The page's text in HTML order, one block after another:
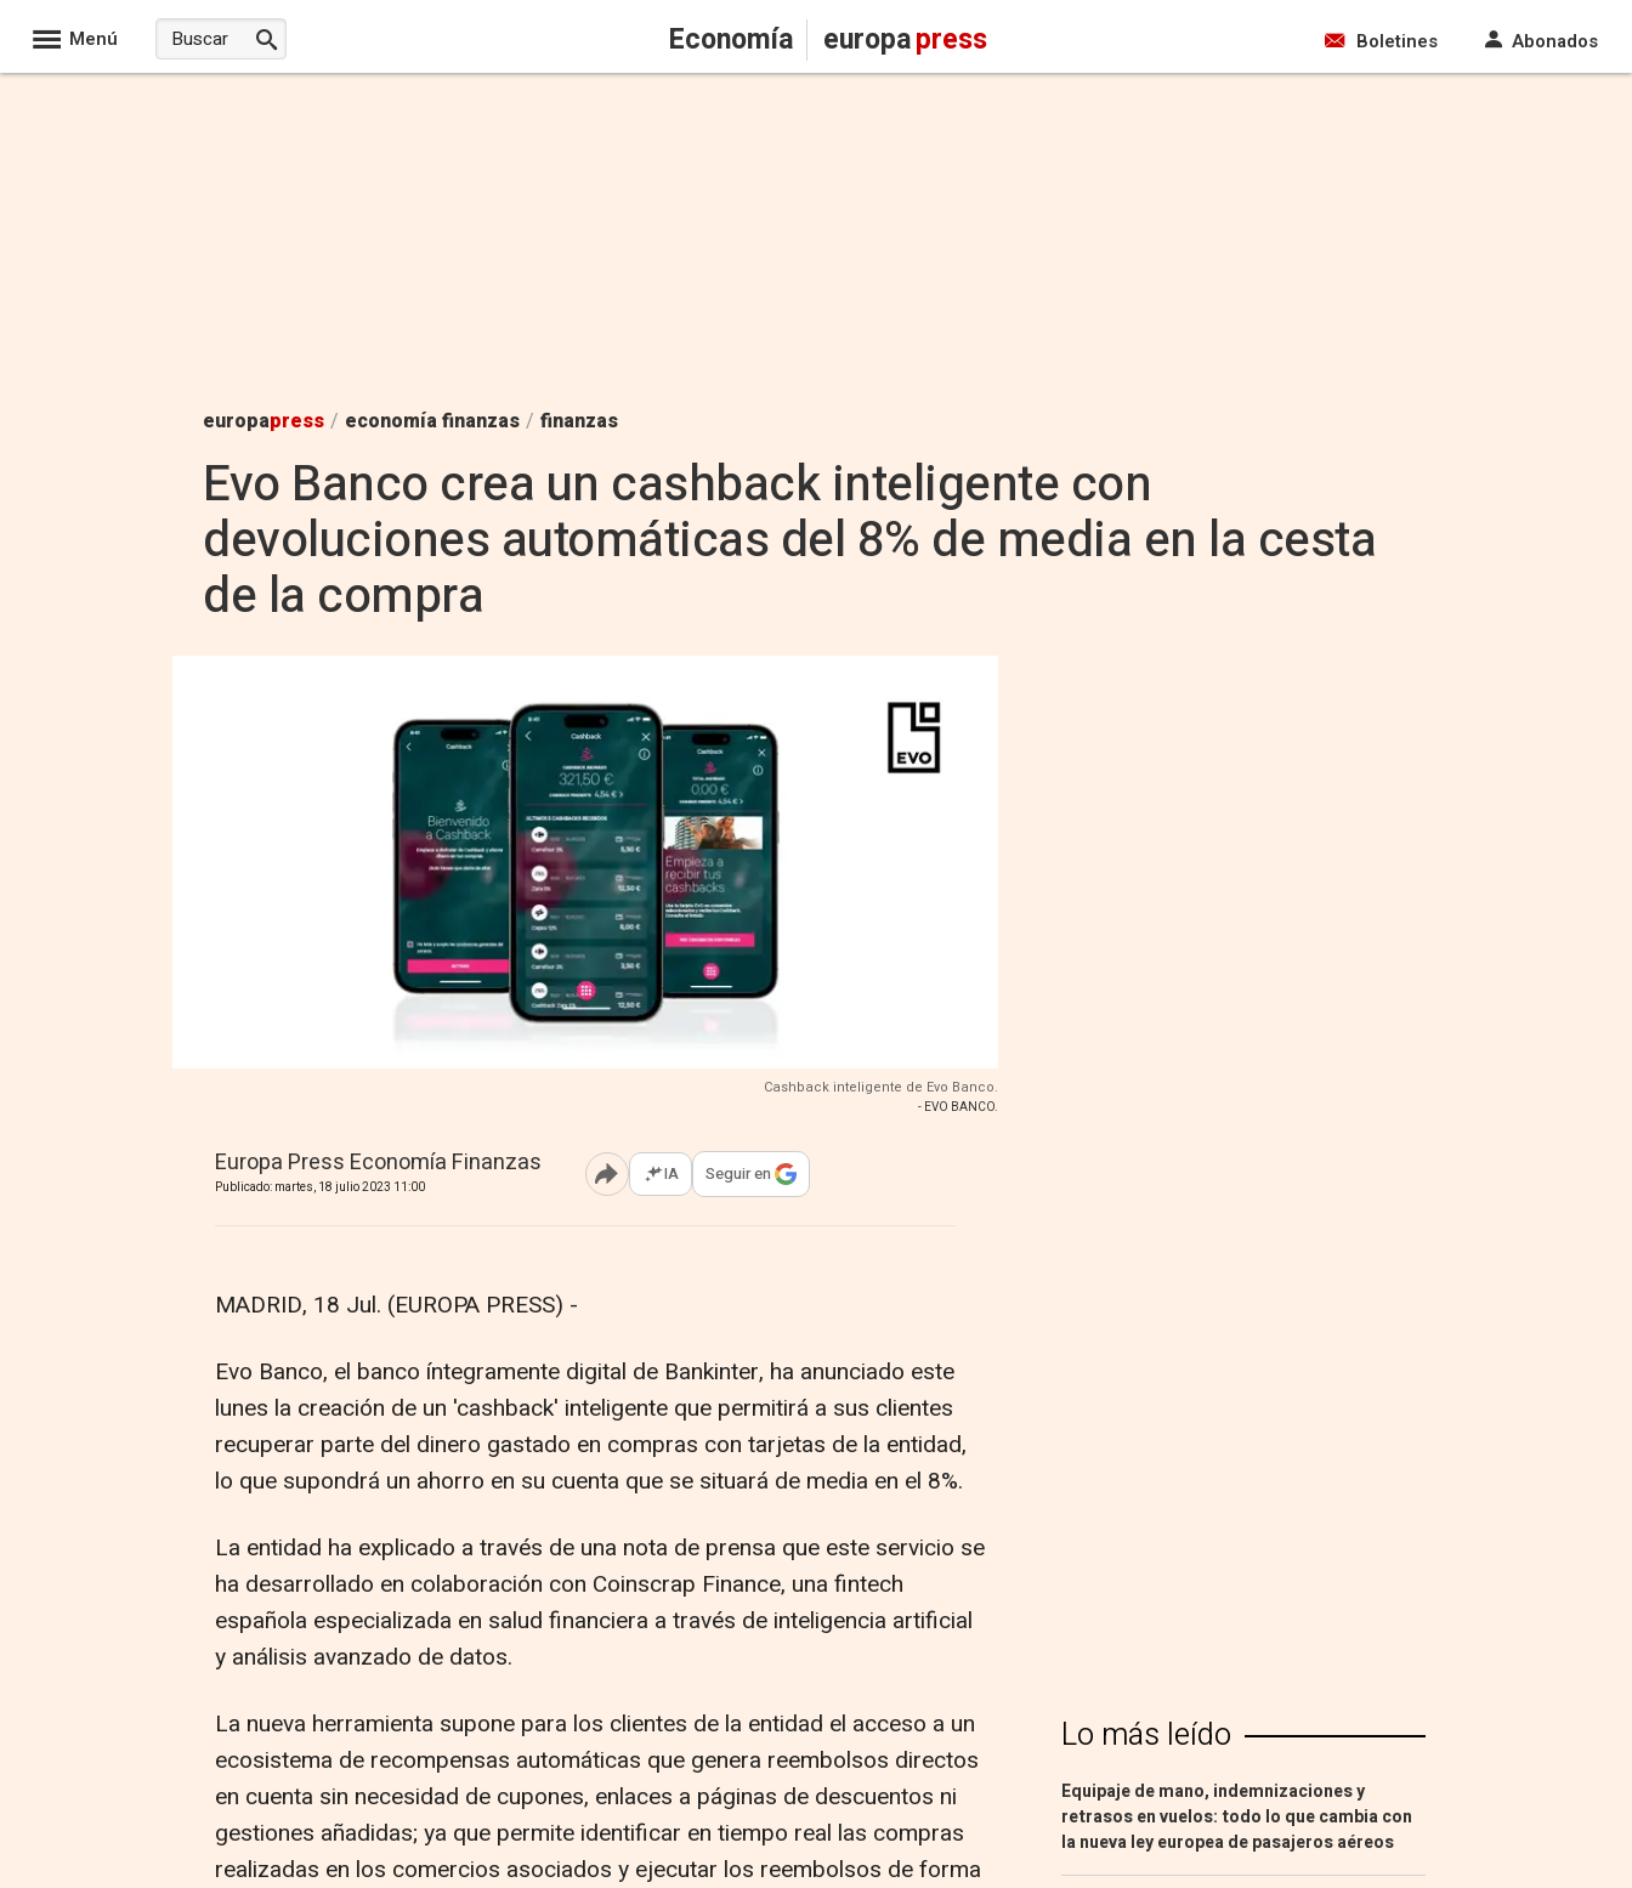
Menú Economía europapress Boletines Abonados
europapress / economía finanzas / finanzas
Evo Banco crea un cashback inteligente con
devoluciones automáticas del 8% de media en la cesta
de la compra
Cashback inteligente de Evo Banco.
- EVO BANCO.
Europa Press Economía Finanzas
Publicado: martes, 18 julio 2023 11:00 Abrir opciones para compartir
IA Seguir en
MADRID, 18 Jul. (EUROPA PRESS) -
Evo Banco, el banco íntegramente digital de Bankinter, ha anunciado este
lunes la creación de un 'cashback' inteligente que permitirá a sus clientes
recuperar parte del dinero gastado en compras con tarjetas de la entidad,
lo que supondrá un ahorro en su cuenta que se situará de media en el 8%.
La entidad ha explicado a través de una nota de prensa que este servicio se
ha desarrollado en colaboración con Coinscrap Finance, una fintech
española especializada en salud financiera a través de inteligencia artificial
y análisis avanzado de datos.
La nueva herramienta supone para los clientes de la entidad el acceso a un
ecosistema de recompensas automáticas que genera reembolsos directos
en cuenta sin necesidad de cupones, enlaces a páginas de descuentos ni
gestiones añadidas; ya que permite identificar en tiempo real las compras
realizadas en los comercios asociados y ejecutar los reembolsos de forma
Lo más leído
Equipaje de mano, indemnizaciones y
retrasos en vuelos: todo lo que cambia con
la nueva ley europea de pasajeros aéreos